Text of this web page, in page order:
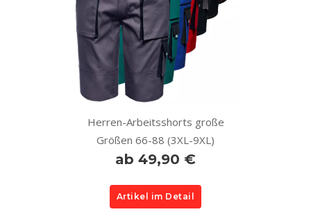
Herren-Arbeitsshorts große
Größen 66-88 (3XL-9XL)
ab 49,90 €
Artikel im Detail